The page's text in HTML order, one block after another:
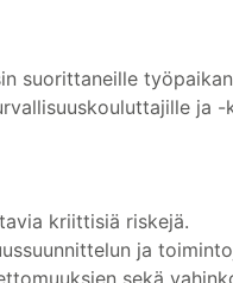
suorittaneille
ja -
kriittisiä riskejä.
ja
sekä